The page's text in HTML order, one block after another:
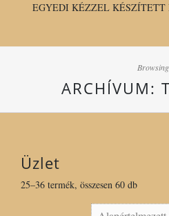
EGYEDI KÉZZEL
ARCHÍVUM:
Üzlet
25–36 termék, összesen 60 db